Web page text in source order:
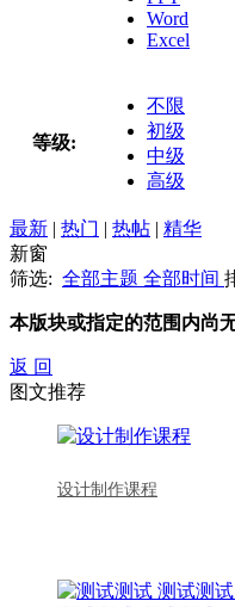
Word
Excel
等级:
不限
初级
中级
高级
最新 | 热门 | 热帖 | 精华
新窗
筛选: 全部主题 全部时间
本版块或指定的范围内尚
返 回
图文推荐
设计制作课程